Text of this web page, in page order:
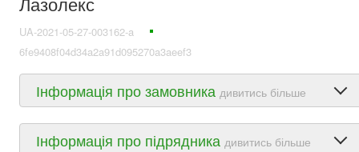
UA-2021-05-27-003162-a
6fe9408f04d34a2a91d095270a3aeef3
Інформація про замовника дивитись більше
Інформація про підрядника дивитись більше